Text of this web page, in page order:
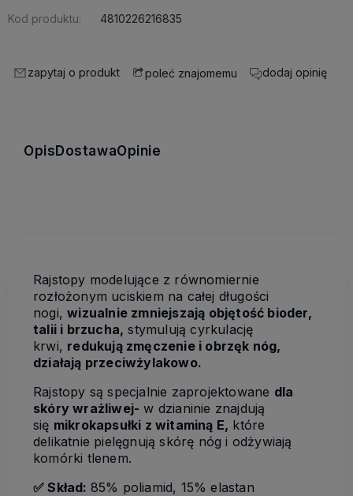
Kod produktu: 4810226216835
zapytaj o produkt poleć znajomemu dodaj opinię
Opis DostawaOpinie
Rajstopy modelujące z równomiernie
rozłożonym uciskiem na całej długości
nogi,wizualnie zmniejszają objętość bioder,
talii i brzucha, stymulują cyrkulację
krwi, redukują zmęczenie i obrzęk nóg,
działają przeciwżylakowo.
Rajstopy są specjalnie zaprojektowane dla
skóry wrażliwej- w dzianinie znajdują
się mikrokapsułki z witaminą E, które
delikatnie pielęgnują skórę nóg i odżywiają
komórki tlenem.
✅ Skład: 85% poliamid, 15% elastan